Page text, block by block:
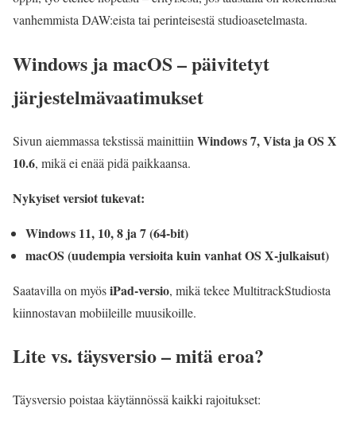
vanhemmista DAW:eista tai perinteisestä studioasetelmasta.
Windows ja macOS – päivitetyt
järjestelmävaatimukset
Sivun aiemmassa tekstissä mainittiin Windows 7, Vista ja OS X
10.6, mikä ei enää pidä paikkaansa.
Nykyiset versiot tukevat:
Windows 11, 10, 8 ja 7 (64‑bit)
macOS (uudempia versioita kuin vanhat OS X‑julkaisut)
Saatavilla on myösiPad‑versio, mikä tekee MultitrackStudiosta
kiinnostavan mobiileille muusikoille.
Lite vs. täysversio – mitä eroa?
Täysversio poistaa käytännössä kaikki rajoitukset: